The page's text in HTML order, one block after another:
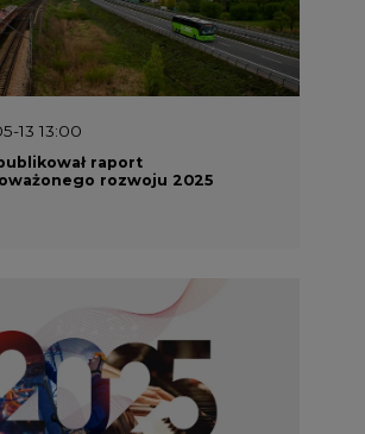
13 13:00
raport
rozwoju 2025